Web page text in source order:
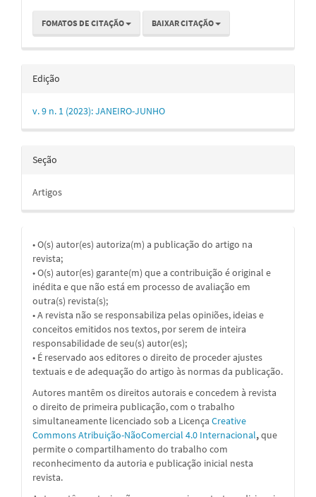
FOMATOS DE CITAÇÃO BAIXAR CITAÇÃO
Edição
v. 9 n. 1 (2023): JANEIRO-JUNHO
Seção
Artigos
• O(s) autor(es) autoriza(m) a publicação do artigo na
revista;
• O(s) autor(es) garante(m) que a contribuição é original e
inédita e que não está em processo de avaliação em
outra(s) revista(s);
• A revista não se responsabiliza pelas opiniões, ideias e
conceitos emitidos nos textos, por serem de inteira
responsabilidade de seu(s) autor(es);
• É reservado aos editores o direito de proceder ajustes
textuais e de adequação do artigo às normas da publicação.
Autores mantêm os direitos autorais e concedem à revista
o direito de primeira publicação, com o trabalho
simultaneamente licenciado sob a Licença Creative
Commons Atribuição-NãoComercial 4.0 Internacional,que
permite o compartilhamento do trabalho com
reconhecimento da autoria e publicação inicial nesta
revista.